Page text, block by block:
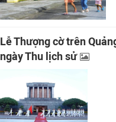
Lễ Thượng cờ trên
ngày Thu lịch sử